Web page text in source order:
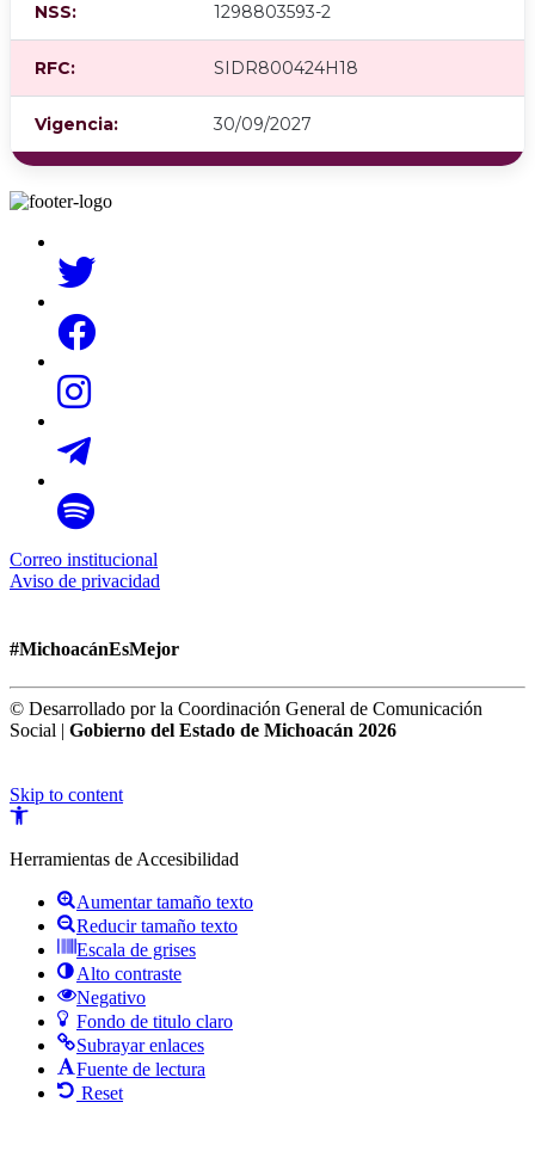
NSS: 1298803593-2
RFC: SIDR800424H18
Vigencia: 30/09/2027
Correo institucional
Aviso de privacidad
#MichoacánEsMejor
© Desarrollado por la Coordinación General de Comunicación
Social | Gobierno del Estado de Michoacán 2026
Skip to content
Open
Herramientas de Accesibilidad
Aumentar tamaño texto
Reducir tamaño texto
Escala de grises
Alto contraste
Negativo
Fondo de titulo claro
Subrayar enlaces
Fuente de lectura
Reset